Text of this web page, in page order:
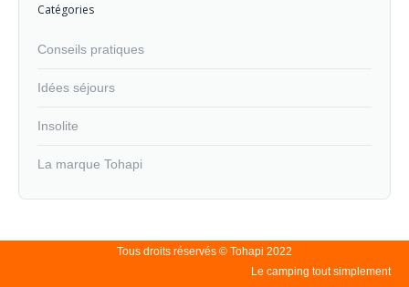
Catégories
Conseils pratiques
Idées séjours
Insolite
La marque Tohapi
Tous droits réservés © Tohapi 2022
Le camping tout simplement